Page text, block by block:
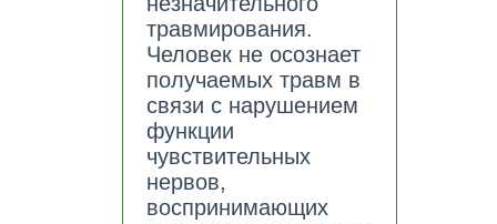
травмирования.
Человек не осознает
получаемых травм в
связи с нарушением
функции
чувствительных
нервов,
воспринимающих